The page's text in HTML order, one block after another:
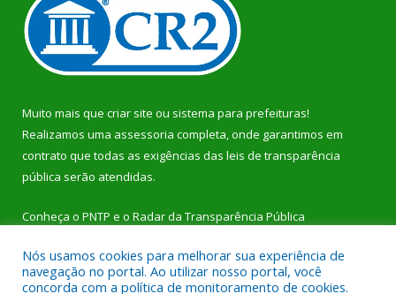
Muito mais que criar site ou sistema para prefeituras!
Realizamos uma assessoria completa, onde garantimos em
contrato que todas as exigências das leis de transparência
pública serão atendidas.
Conheça o PNTP e o Radar da Transparência Pública
Nós usamos cookies para melhorar sua experiência de
navegação no portal. Ao utilizar nosso portal, você
concorda com a política de monitoramento de cookies.